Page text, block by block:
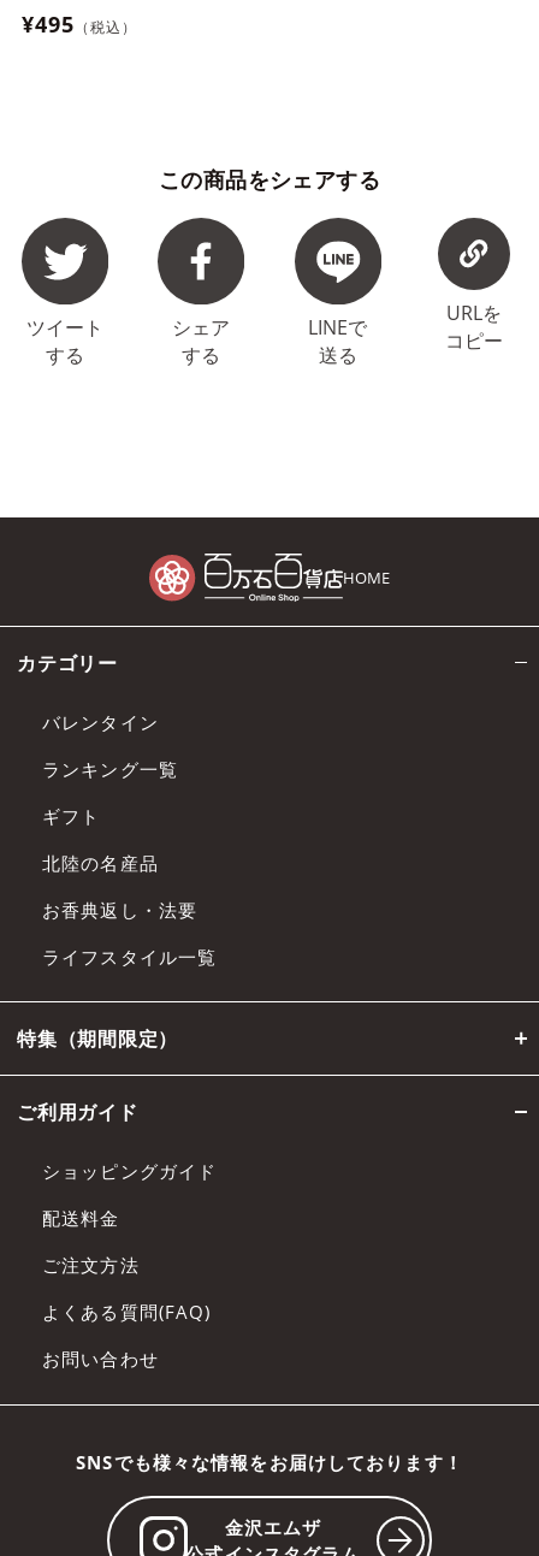
¥495 （税込）
この商品をシェアする
ツイート
する
シェア
する
LINEで
送る
URLを
コピー
HOME
カテゴリー
バレンタイン
ランキング一覧
ギフト
北陸の名産品
お香典返し・法要
ライフスタイル一覧
特集（期間限定）
ご利用ガイド
ショッピングガイド
配送料金
ご注文方法
よくある質問(FAQ)
お問い合わせ
SNSでも様々な情報をお届けしております！
金沢エムザ